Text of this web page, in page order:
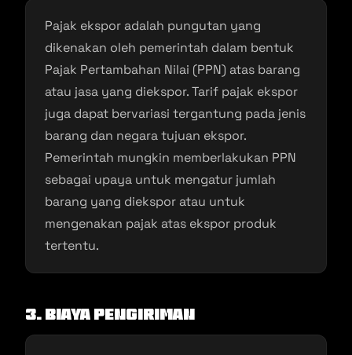
Pajak ekspor adalah pungutan yang
dikenakan oleh pemerintah dalam bentuk
Pajak Pertambahan Nilai (PPN) atas barang
atau jasa yang diekspor. Tarif pajak ekspor
juga dapat bervariasi tergantung pada jenis
barang dan negara tujuan ekspor.
Pemerintah mungkin memberlakukan PPN
sebagai upaya untuk mengatur jumlah
barang yang diekspor atau untuk
mengenakan pajak atas ekspor produk
tertentu.
3. Biaya Pengiriman